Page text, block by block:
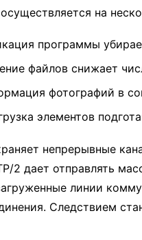
на
программы
файлов снижает
фотографий в
элементов
непрерывные
2 дает отправлять
линии
Следствием